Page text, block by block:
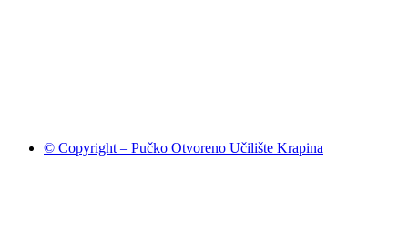
© Copyright – Pučko Otvoreno Učilište Krapina